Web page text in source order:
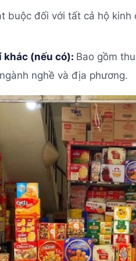
buộc đối với tất cả hộ
khác (nếu có): Bao gồm
nghề và địa phương.